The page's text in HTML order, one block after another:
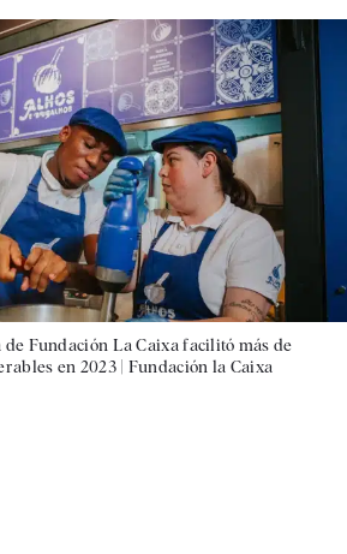
Fundación La Caixa facilitó más de
en 2023 | Fundación la Caixa